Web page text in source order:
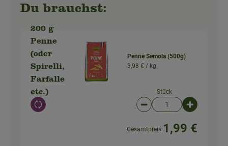
Du brauchst:
200 g
Penne
(oder
Spirelli,
Farfalle
etc.)
Auswahl ändern
Penne Semola (500g)
3,98 € / kg
Stück
Artikelanzahl
Gesamtpreis: 1,99 €